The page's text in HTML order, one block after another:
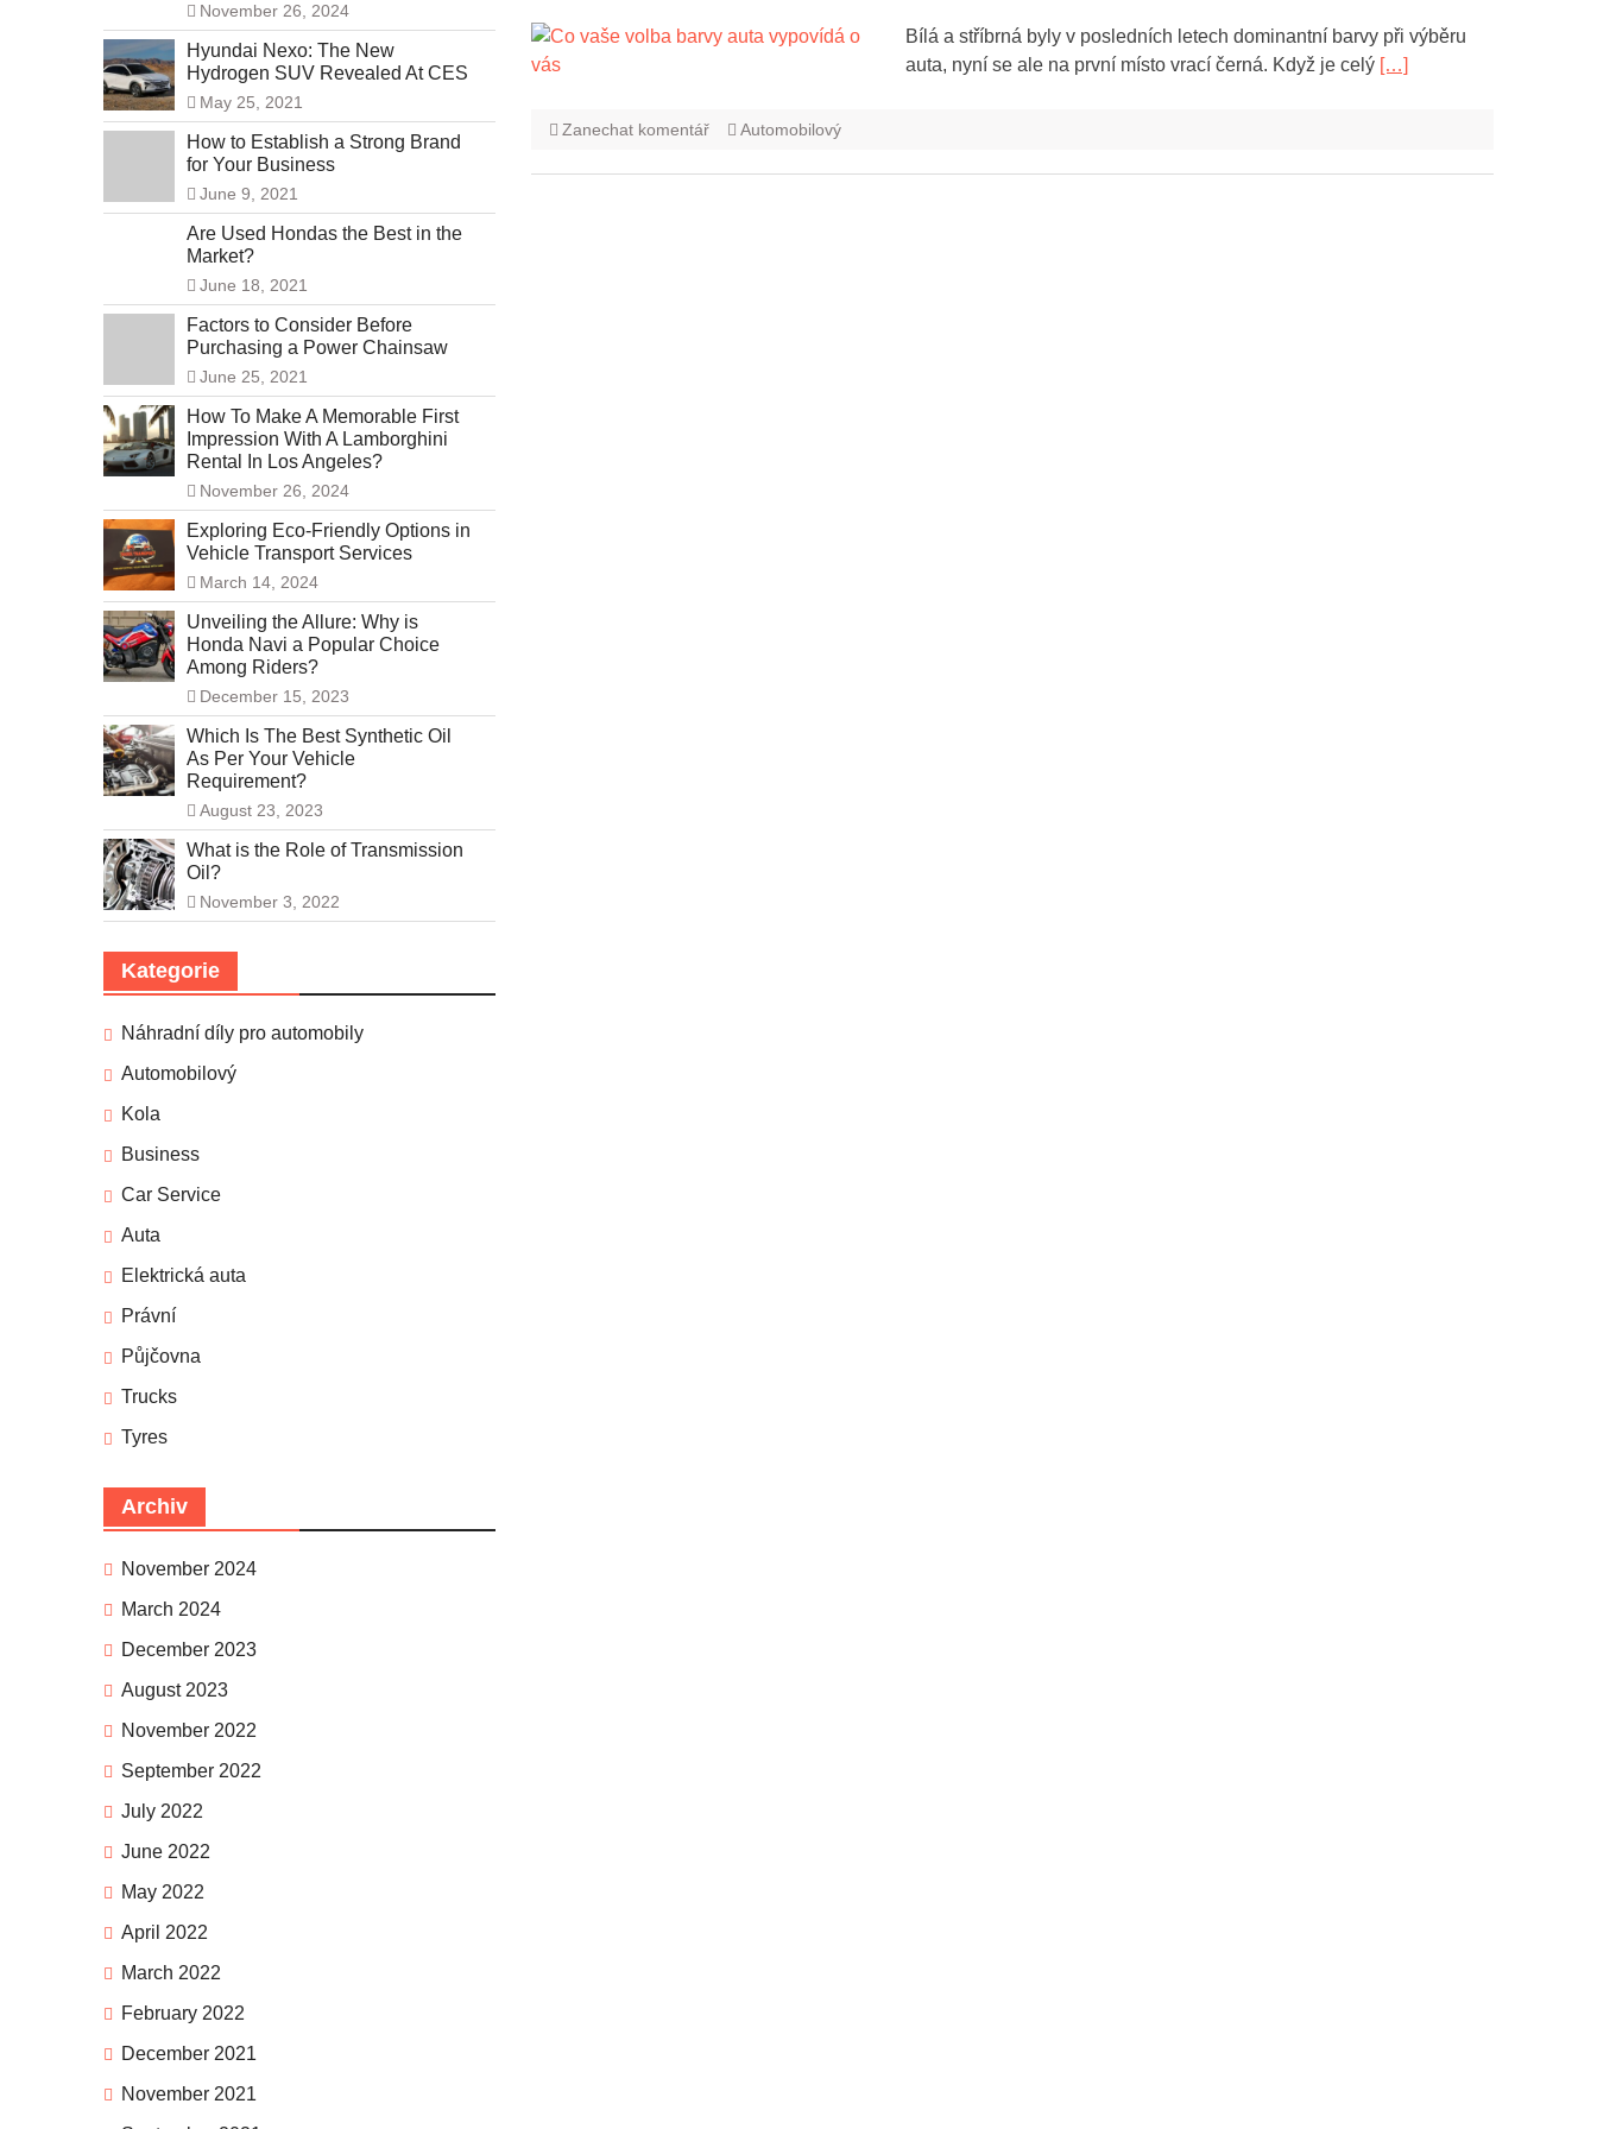
Bílá a stříbrná byly v posledních letech dominantní barvy při výběru
auta, nyní se ale na první místo vrací černá. Když je celý […]
Zanechat komentář Automobilový
November 26, 2024
Hyundai Nexo: The New
Hydrogen SUV Revealed At CES
May 25, 2021
How to Establish a Strong Brand
for Your Business
June 9, 2021
Are Used Hondas the Best in the
Market?
June 18, 2021
Factors to Consider Before
Purchasing a Power Chainsaw
June 25, 2021
How To Make A Memorable First
Impression With A Lamborghini
Rental In Los Angeles?
November 26, 2024
Exploring Eco-Friendly Options in
Vehicle Transport Services
March 14, 2024
Unveiling the Allure: Why is
Honda Navi a Popular Choice
Among Riders?
December 15, 2023
Which Is The Best Synthetic Oil
As Per Your Vehicle
Requirement?
August 23, 2023
What is the Role of Transmission
Oil?
November 3, 2022
Kategorie
Náhradní díly pro automobily
Automobilový
Kola
Business
Car Service
Auta
Elektrická auta
Právní
Půjčovna
Trucks
Tyres
Archiv
November 2024
March 2024
December 2023
August 2023
November 2022
September 2022
July 2022
June 2022
May 2022
April 2022
March 2022
February 2022
December 2021
November 2021